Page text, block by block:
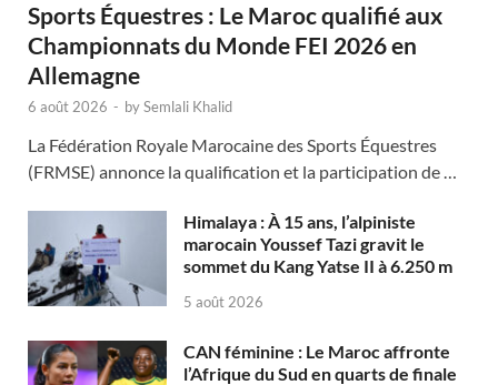
Sports Équestres : Le Maroc qualifié aux
Championnats du Monde FEI 2026 en
Allemagne
6 août 2026 - bySemlali Khalid
La Fédération Royale Marocaine des Sports Équestres
(FRMSE) annonce la qualification et la participation de …
Himalaya : À 15 ans, l’alpiniste
marocain Youssef Tazi gravit le
sommet du Kang Yatse II à 6.250 m
5 août 2026
CAN féminine : Le Maroc affronte
l’Afrique du Sud en quarts de finale